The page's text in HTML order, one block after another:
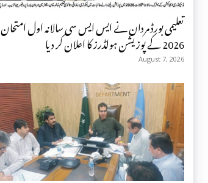
تعلیمی بورڈ مردان نے ایس ایس سی سالانہ اول امتحان
2026 کے پوزیشن ہولڈرز کا اعلان کر دیا
August 7, 2026